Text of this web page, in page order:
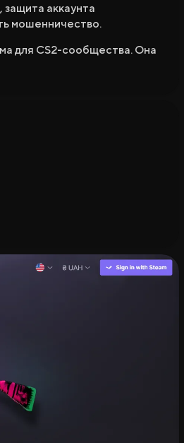
аккаунта
мошенничество.
для CS2-сообщества. Она